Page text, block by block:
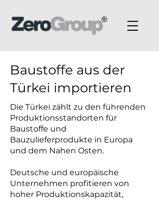
Baustoffe aus der
Türkei importieren
Die Türkei zählt zu den führenden
Produktionsstandorten für
Baustoffe und
Bauzulieferprodukte in Europa
und dem Nahen Osten.
Deutsche und europäische
Unternehmen profitieren von
hoher Produktionskapazität,